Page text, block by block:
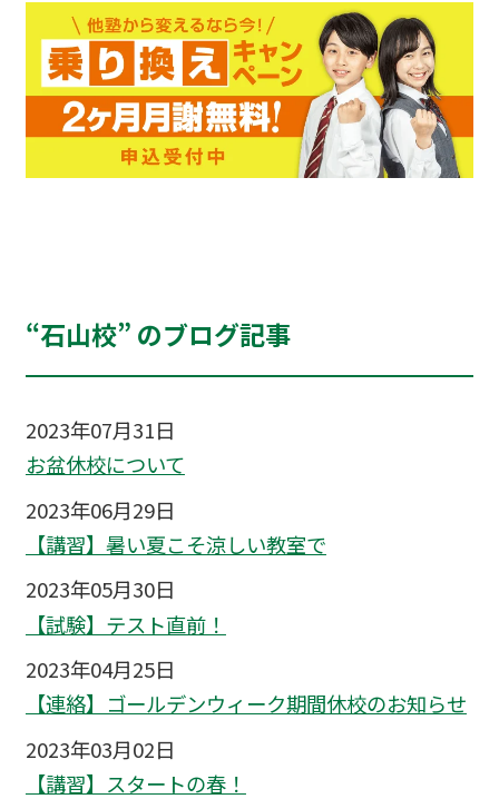
“石山校” のブログ記事
2023年07月31日
お盆休校について
2023年06月29日
【講習】暑い夏こそ涼しい教室で
2023年05月30日
【試験】テスト直前！
2023年04月25日
【連絡】ゴールデンウィーク期間休校のお知らせ
2023年03月02日
【講習】スタートの春！